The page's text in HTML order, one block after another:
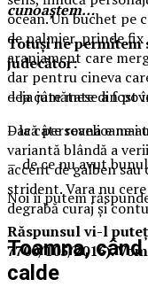
cunoaștem…
Totuși ne permitem
judecător:
– la câte mese a fost
– la câte revelioane
– de ce nu avut
Noi îi putem
Răspunsul vi-l
7700/105/2016).
ocean. Un buchet pe
de palmier, prinde fix
aranjament care
dar pentru cineva
deja jumătate din
Dacă persoana e
variantă blândă a
accent de galben
strident. Vara nu
degrabă curaj și
Toamna,
calde